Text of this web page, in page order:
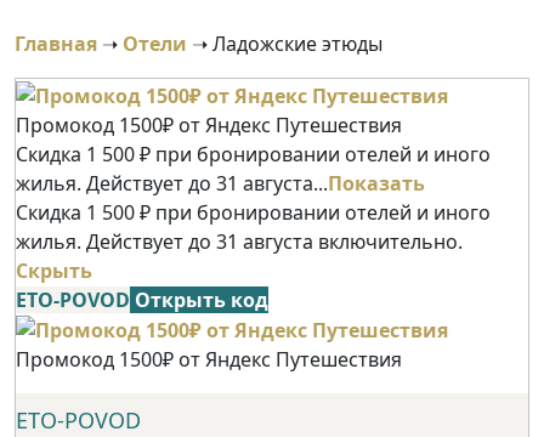
Главная ➝ Отели ➝Ладожские этюды
Промокод 1500₽ от Яндекс Путешествия
Скидка 1 500 ₽ при бронировании отелей и иного
жилья. Действует до 31 августа...Показать
Скидка 1 500 ₽ при бронировании отелей и иного
жилья. Действует до 31 августа включительно.
Скрыть
ETO-POVOD Открыть код
Промокод 1500₽ от Яндекс Путешествия
ETO-POVOD